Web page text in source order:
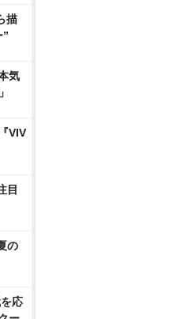
描
気
VIV
目
の
応